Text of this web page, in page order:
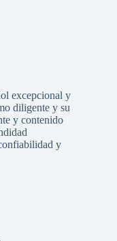
excepcional y
diligente y su
y contenido
y